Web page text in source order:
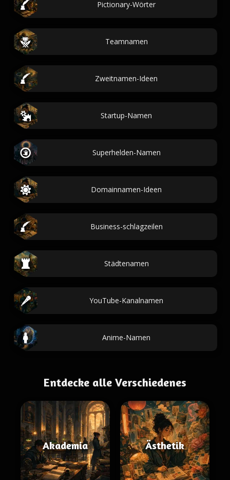
Pictionary-Wörter
Teamnamen
Zweitnamen-Ideen
Startup-Namen
Superhelden-Namen
Domainnamen-Ideen
Business-schlagzeilen
Städtenamen
YouTube-Kanalnamen
Anime-Namen
Entdecke alle Verschiedenes
Akademia Ästhetik